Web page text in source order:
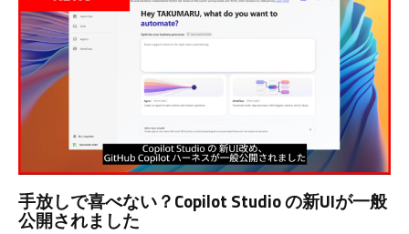
手放しで喜べない？Copilot Studio の新UIが一般
公開されました